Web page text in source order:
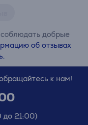
добрые
об отзывах
к нам!
21:00)